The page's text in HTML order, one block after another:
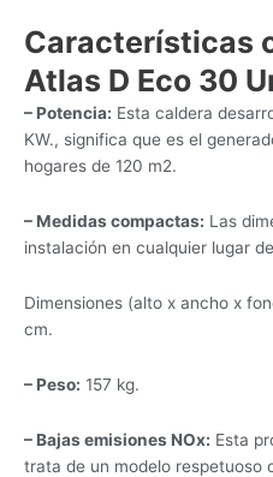
Características
Atlas D Eco 30
– Potencia: Esta caldera
KW., significa que es el
hogares de 120 m2.
– Medidas compactas: Las
instalación en cualquier lugar
Dimensiones (alto x ancho x
cm.
– Peso: 157 kg.
– Bajas emisiones NOx: Esta
trata de un modelo respetuoso